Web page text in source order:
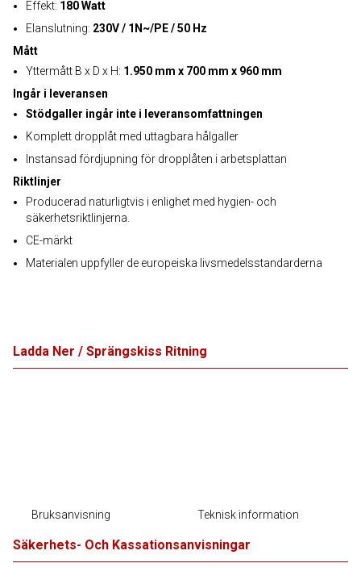
Effekt: 180 Watt
Elanslutning: 230V / 1N~/PE / 50 Hz
Mått
Yttermått B x D x H: 1.950 mm x 700 mm x 960 mm
Ingår i leveransen
Stödgaller ingår inte i leveransomfattningen
Komplett dropplåt med uttagbara hålgaller
Instansad fördjupning för dropplåten i arbetsplattan
Riktlinjer
Producerad naturligtvis i enlighet med hygien- och
säkerhetsriktlinjerna.
CE-märkt
Materialen uppfyller de europeiska livsmedelsstandarderna
Ladda Ner / Sprängskiss Ritning
Bruksanvisning Teknisk information
Säkerhets- Och Kassationsanvisningar